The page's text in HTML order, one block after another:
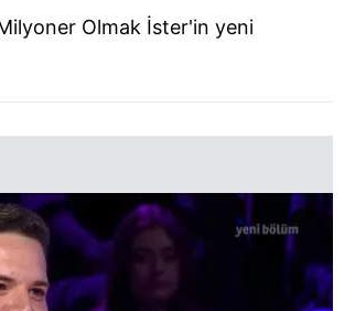
Olmak İster'in yeni